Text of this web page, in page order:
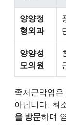
양양정
형외과
양양성
모의원
족저근막염
아닙니다. 최
을 방문하며